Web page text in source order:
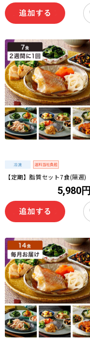
【定期】脂質セット7食(隔週)
5,980円